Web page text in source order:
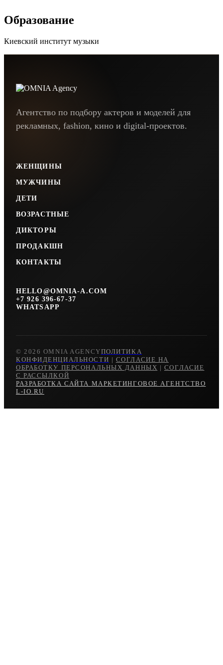
Образование
Киевский институт музыки
Агентство по подбору актеров и моделей для
рекламных, fashion, кино и digital-проектов.
ЖЕНЩИНЫ
МУЖЧИНЫ
ДЕТИ
ВОЗРАСТНЫЕ
ДИКТОРЫ
ПРОДАКШН
КОНТАКТЫ
HELLO@OMNIA-A.COM
+7 926 396-67-37
WHATSAPP
© 2026 OMNIA AGENCYПОЛИТИКА
КОНФИДЕНЦИАЛЬНОСТИ | СОГЛАСИЕ НА
ОБРАБОТКУ ПЕРСОНАЛЬНЫХ ДАННЫХ | СОГЛАСИЕ
С РАССЫЛКОЙ
РАЗРАБОТКА САЙТА МАРКЕТИНГОВОЕ АГЕНТСТВО
L-IO.RU